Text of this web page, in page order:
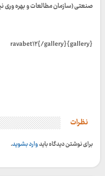
صنعتی (سازمان مطالعات و بهره وری
{gallery}ravabet۱۲{/gallery}
نظرات
برای نوشتن دیدگاه بایدوارد بشوید.